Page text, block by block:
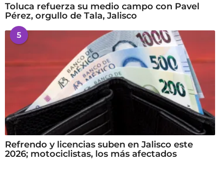
Toluca refuerza su medio campo con Pavel
Pérez, orgullo de Tala, Jalisco
5
Refrendo y licencias suben en Jalisco este
2026; motociclistas, los más afectados